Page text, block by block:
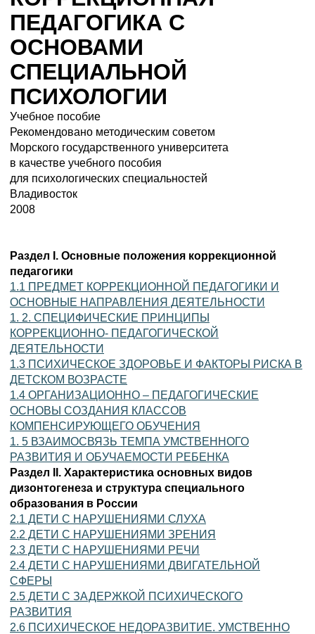
ПЕДАГОГИКА С
ОСНОВАМИ
СПЕЦИАЛЬНОЙ
ПСИХОЛОГИИ
Учебное пособие
Рекомендовано методическим советом
Морского государственного университета
в качестве учебного пособия
для психологических специальностей
Владивосток
2008
Раздел I. Основные положения коррекционной
педагогики
1.1 ПРЕДМЕТ КОРРЕКЦИОННОЙ ПЕДАГОГИКИ И
ОСНОВНЫЕ НАПРАВЛЕНИЯ ДЕЯТЕЛЬНОСТИ
1. 2. СПЕЦИФИЧЕСКИЕ ПРИНЦИПЫ
КОРРЕКЦИОННО- ПЕДАГОГИЧЕСКОЙ
ДЕЯТЕЛЬНОСТИ
1.3 ПСИХИЧЕСКОЕ ЗДОРОВЬЕ И ФАКТОРЫ РИСКА В
ДЕТСКОМ ВОЗРАСТЕ
1.4 ОРГАНИЗАЦИОННО – ПЕДАГОГИЧЕСКИЕ
ОСНОВЫ СОЗДАНИЯ КЛАССОВ
КОМПЕНСИРУЮЩЕГО ОБУЧЕНИЯ
1. 5 ВЗАИМОСВЯЗЬ ТЕМПА УМСТВЕННОГО
РАЗВИТИЯ И ОБУЧАЕМОСТИ РЕБЕНКА
Раздел II. Характеристика основных видов
дизонтогенеза и структура специального
образования в России
2.1 ДЕТИ С НАРУШЕНИЯМИ СЛУХА
2.2 ДЕТИ С НАРУШЕНИЯМИ ЗРЕНИЯ
2.3 ДЕТИ С НАРУШЕНИЯМИ РЕЧИ
2.4 ДЕТИ С НАРУШЕНИЯМИ ДВИГАТЕЛЬНОЙ
СФЕРЫ
2.5 ДЕТИ С ЗАДЕРЖКОЙ ПСИХИЧЕСКОГО
РАЗВИТИЯ
2.6 ПСИХИЧЕСКОЕ НЕДОРАЗВИТИЕ. УМСТВЕННО